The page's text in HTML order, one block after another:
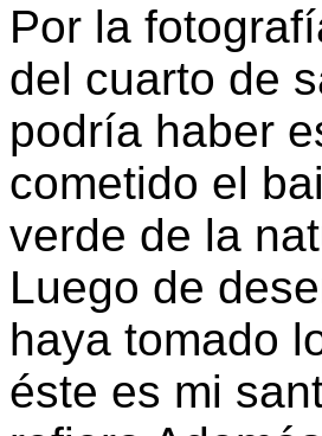
Por la
del cuarto de
podría haber
cometido el
verde de la
Luego de
haya tomado
éste es mi